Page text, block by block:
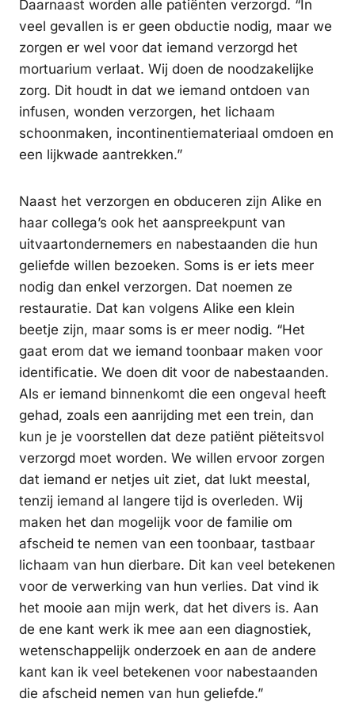
Daarnaast worden alle patiënten verzorgd. “In
veel gevallen is er geen obductie nodig, maar we
zorgen er wel voor dat iemand verzorgd het
mortuarium verlaat. Wij doen de noodzakelijke
zorg. Dit houdt in dat we iemand ontdoen van
infusen, wonden verzorgen, het lichaam
schoonmaken, incontinentiemateriaal omdoen en
een lijkwade aantrekken.”
Naast het verzorgen en obduceren zijn Alike en
haar collega’s ook het aanspreekpunt van
uitvaartondernemers en nabestaanden die hun
geliefde willen bezoeken. Soms is er iets meer
nodig dan enkel verzorgen. Dat noemen ze
restauratie. Dat kan volgens Alike een klein
beetje zijn, maar soms is er meer nodig. “Het
gaat erom dat we iemand toonbaar maken voor
identificatie. We doen dit voor de nabestaanden.
Als er iemand binnenkomt die een ongeval heeft
gehad, zoals een aanrijding met een trein, dan
kun je je voorstellen dat deze patiënt piëteitsvol
verzorgd moet worden. We willen ervoor zorgen
dat iemand er netjes uit ziet, dat lukt meestal,
tenzij iemand al langere tijd is overleden. Wij
maken het dan mogelijk voor de familie om
afscheid te nemen van een toonbaar, tastbaar
lichaam van hun dierbare. Dit kan veel betekenen
voor de verwerking van hun verlies. Dat vind ik
het mooie aan mijn werk, dat het divers is. Aan
de ene kant werk ik mee aan een diagnostiek,
wetenschappelijk onderzoek en aan de andere
kant kan ik veel betekenen voor nabestaanden
die afscheid nemen van hun geliefde.”